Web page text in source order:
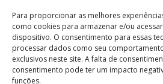
Para proporcionar as melhores
como cookies para armazenar e/ou
dispositivo. O consentimento para essas
processar dados como seu
exclusivos neste site. A falta de
consentimento pode ter um impacto
funções.
Certificações
M2Net
Child Safety
Customer Information